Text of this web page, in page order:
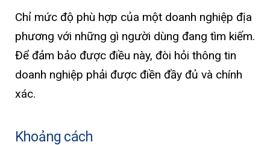
Chỉ mức độ phù hợp của một doanh nghiệp địa
phương với những gì người dùng đang tìm kiếm.
Để đảm bảo được điều này, đòi hỏi thông tin
doanh nghiệp phải được điền đầy đủ và chính
xác.
Khoảng cách